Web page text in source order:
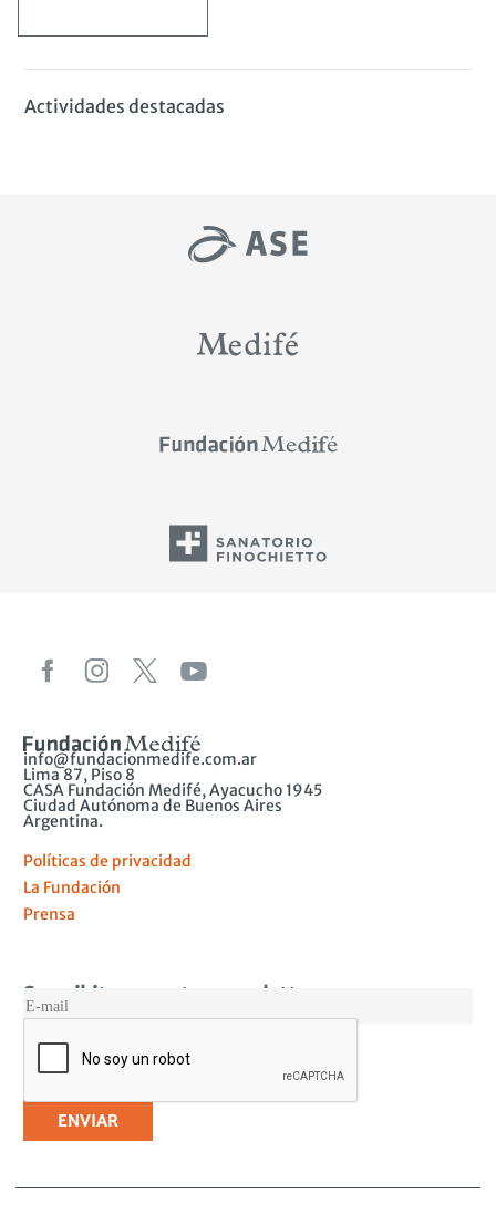
Actividades destacadas
info@fundacionmedife.com.ar
Lima 87, Piso 8
CASA Fundación Medifé, Ayacucho 1945
Ciudad Autónoma de Buenos Aires
Argentina.
Políticas de privacidad
La Fundación
Prensa
Suscribite a nuestro newsletter